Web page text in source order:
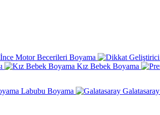
İnce Motor Becerileri Boyama
Kız Bebek Boyama
Labubu Boyama Galatasaray